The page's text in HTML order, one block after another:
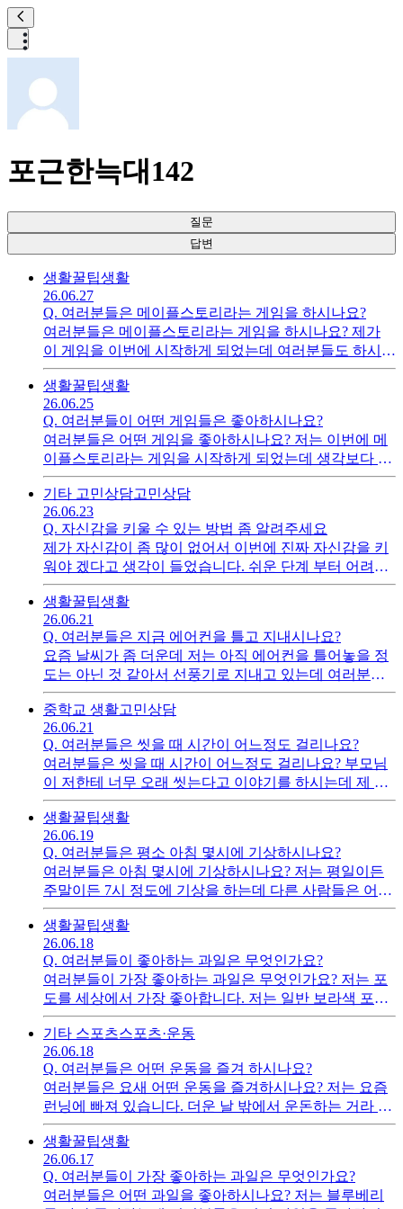
포근한늑대142
질문
답변
생활꿀팁생활
26.06.27
Q. 여러분들은 메이플스토리라는 게임을 하시나요?
여러분들은 메이플스토리라는 게임을 하시나요? 제가
이 게임을 이번에 시작하게 되었는데 여러분들도 하시는
지 궁금해서 질문드립니다
생활꿀팁생활
26.06.25
Q. 여러분들이 어떤 게임들은 좋아하시나요?
여러분들은 어떤 게임을 좋아하시나요? 저는 이번에 메
이플스토리라는 게임을 시작하게 되었는데 생각보다 마
음에 들더라구요. 여러분들은 요즘 빠진 게임이 있나요?
기타 고민상담고민상담
26.06.23
Q. 자신감을 키울 수 있는 방법 좀 알려주세요
제가 자신감이 좀 많이 없어서 이번에 진짜 자신감을 키
워야 겠다고 생각이 들었습니다. 쉬운 단계 부터 어려운
단계 까지 알려주시면 감사하겠습니다.
생활꿀팁생활
26.06.21
Q. 여러분들은 지금 에어컨을 틀고 지내시나요?
요즘 날씨가 좀 더운데 저는 아직 에어컨을 틀어놓을 정
도는 아닌 것 같아서 선풍기로 지내고 있는데 여러분들
은 어떤지 알고 싶어서 질문을 해요.
중학교 생활고민상담
26.06.21
Q. 여러분들은 씻을 때 시간이 어느정도 걸리나요?
여러분들은 씻을 때 시간이 어느정도 걸리나요? 부모님
이 저한테 너무 오래 씻는다고 이야기를 하시는데 제 생
각에는 그렇게 오래 씻는 것 같지 않아서 질문을 드립니
다.
생활꿀팁생활
26.06.19
Q. 여러분들은 평소 아침 몇시에 기상하시나요?
여러분들은 아침 몇시에 기상하시나요? 저는 평일이든
주말이든 7시 정도에 기상을 하는데 다른 사람들은 어떤
지 궁금해 질문을 작성합니다.
생활꿀팁생활
26.06.18
Q. 여러분들이 좋아하는 과일은 무엇인가요?
여러분들이 가장 좋아하는 과일은 무엇인가요? 저는 포
도를 세상에서 가장 좋아합니다. 저는 일반 보라색 포도
가 좋은데 제철이 아니면 볼 수 없다는 것이 좀 아쉽습니
다.
기타 스포츠스포츠·운동
26.06.18
Q. 여러분들은 어떤 운동을 즐겨 하시나요?
여러분들은 요새 어떤 운동을 즐겨하시나요? 저는 요즘
런닝에 빠져 있습니다. 더운 날 밖에서 운돈하는 거라 좀
힘들기는 하지만 생각보다 취향에 맞아서 계속 하고 있
어요. 여러분들은 어떤 운동을 즐겨하시는지 알려주세요
생활꿀팁생활
26.06.17
Q. 여러분들이 가장 좋아하는 과일은 무엇인가요?
여러분들은 어떤 과일을 좋아하시나요? 저는 블루베리